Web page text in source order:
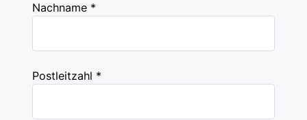
Nachname *
Postleitzahl *